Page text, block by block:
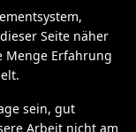
Seite näher
Menge Erfahrung
sein, gut
Arbeit nicht am